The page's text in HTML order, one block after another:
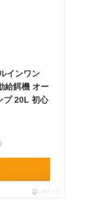
インワン
給餌機 オー
プ 20L 初心
ポチップ